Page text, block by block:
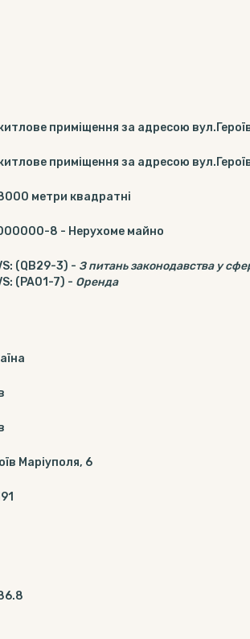
приміщення за адресою
приміщення за адресою
метри квадратні
8 - Нерухоме майно
: (QB29-3) - З питань законодавства у
: (PA01-7) - Оренда
Маріуполя, 6